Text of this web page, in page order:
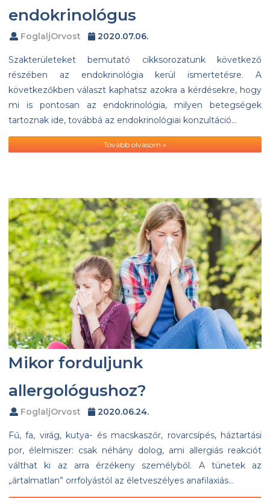
endokrinológus
FoglaljOrvost 2020.07.06.
Szakterületeket bemutató cikksorozatunk következő
részében az endokrinológia kerül ismertetésre. A
következőkben választ kaphatsz azokra a kérdésekre, hogy
mi is pontosan az endokrinológia, milyen betegségek
tartoznak ide, továbbá az endokrinológiai konzultáció…
Tovább olvasom »
Mikor forduljunk
allergológushoz?
FoglaljOrvost 2020.06.24.
Fű, fa, virág, kutya- és macskaszőr, rovarcsípés, háztartási
por, élelmiszer: csak néhány dolog, ami allergiás reakciót
válthat ki az arra érzékeny személyből. A tünetek az
„ártalmatlan” orrfolyástól az életveszélyes anafilaxiás…